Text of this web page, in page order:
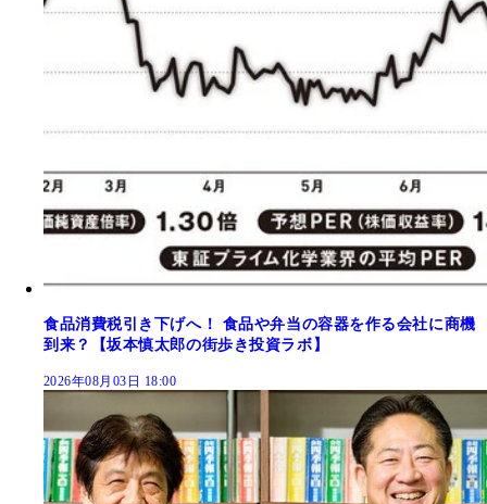
食品消費税引き下げへ！ 食品や弁当の容器を作る会社に商機
到来？【坂本慎太郎の街歩き投資ラボ】
2026年08月03日 18:00